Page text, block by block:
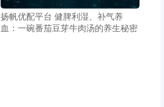
扬帆优配平台 健脾利湿、补气养
血：一碗番茄豆芽牛肉汤的养生秘密